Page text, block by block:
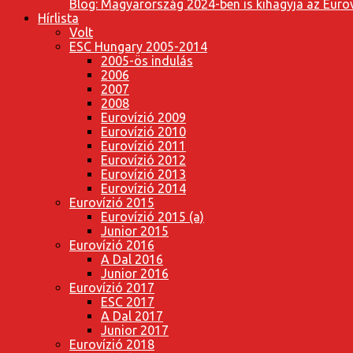
Blog: Magyarország 2024-ben is kihagyja az
Hírlista
Volt
ESC Hungary 2005-2014
2005-ös indulás
2006
2007
2008
Eurovízió 2009
Eurovízió 2010
Eurovízió 2011
Eurovízió 2012
Eurovízió 2013
Eurovízió 2014
Eurovízió 2015
Eurovízió 2015 (a)
Junior 2015
Eurovízió 2016
A Dal 2016
Junior 2016
Eurovízió 2017
ESC 2017
A Dal 2017
Junior 2017
Eurovízió 2018